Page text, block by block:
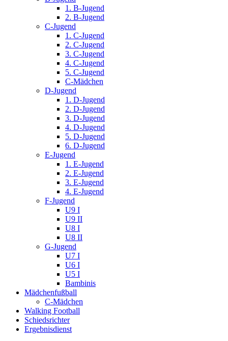
1. B-Jugend
2. B-Jugend
C-Jugend
1. C-Jugend
2. C-Jugend
3. C-Jugend
4. C-Jugend
5. C-Jugend
C-Mädchen
D-Jugend
1. D-Jugend
2. D-Jugend
3. D-Jugend
4. D-Jugend
5. D-Jugend
6. D-Jugend
E-Jugend
1. E-Jugend
2. E-Jugend
3. E-Jugend
4. E-Jugend
F-Jugend
U9 I
U9 II
U8 I
U8 II
G-Jugend
U7 I
U6 I
U5 I
Bambinis
Mädchenfußball
C-Mädchen
Walking Football
Schiedsrichter
Ergebnisdienst